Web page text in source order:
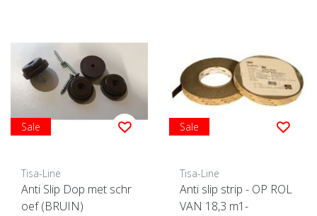
Sale
Tisa-Line
Anti Slip Dop met schr
oef (BRUIN)
Sale
Tisa-Line
Anti slip strip - OP ROL
VAN 18,3 m1-